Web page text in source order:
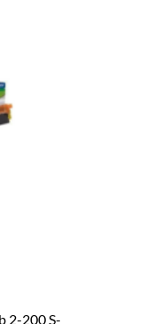
2-200 S-